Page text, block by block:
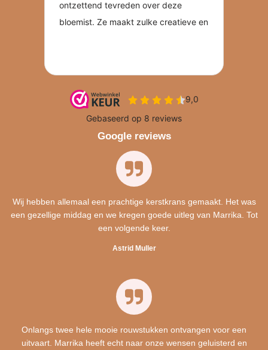
Google reviews
Wij hebben allemaal een prachtige kerstkrans gemaakt. Het was
een gezellige middag en we kregen goede uitleg van Marrika. Tot
een volgende keer.
Astrid Muller
Onlangs twee hele mooie rouwstukken ontvangen voor een
uitvaart. Marrika heeft echt naar onze wensen geluisterd en